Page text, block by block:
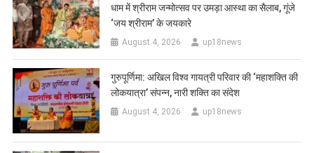
धाम में श्रीराम जन्मोत्सव पर उमड़ा आस्था का सैलाब, गूंजे
‘जय श्रीराम’ के जयकारे
August 4, 2026 up18news
गुरुपूर्णिमा: अखिल विश्व गायत्री परिवार की ‘महाशक्ति की
लोकयात्रा’ संपन्न, नारी शक्ति का संदेश
August 4, 2026 up18news